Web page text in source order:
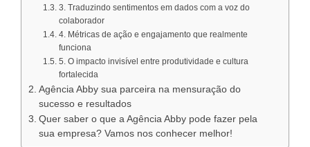
3. Traduzindo sentimentos em dados com a voz do
colaborador
4. Métricas de ação e engajamento que realmente
funciona
5. O impacto invisível entre produtividade e cultura
fortalecida
Agência Abby sua parceira na mensuração do
sucesso e resultados
Quer saber o que a Agência Abby pode fazer pela
sua empresa? Vamos nos conhecer melhor!